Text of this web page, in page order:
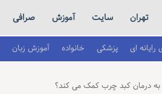
تهران سایت آموزش صرافی
رایانه ای پزشکی خانواده آموزش زبان
به درمان کبد چرب کمک می کند؟